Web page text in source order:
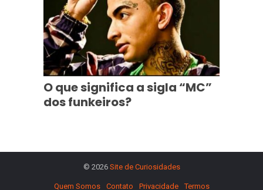
O que significa a sigla “MC”
dos funkeiros?
© 2026 Site de Curiosidades
Quem Somos Contato Privacidade Termos